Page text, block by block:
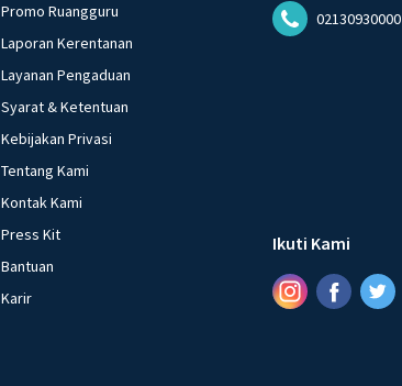
Promo Ruangguru
Laporan Kerentanan
Layanan Pengaduan
Syarat & Ketentuan
Kebijakan Privasi
Tentang Kami
Kontak Kami
Press Kit
Bantuan
Karir
02130930000
Ikuti Kami